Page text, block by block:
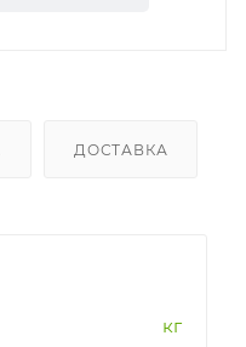
ДОСТАВКА
кг